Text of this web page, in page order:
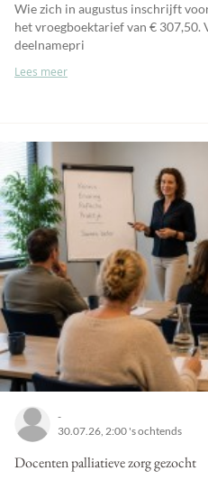
Wie zich in augustus inschrijft
het vroegboektarief van € 307,50.
deelnamepri
Lees meer
-
30.07.26, 2:00 's ochtends
Docenten palliatieve zorg gezocht